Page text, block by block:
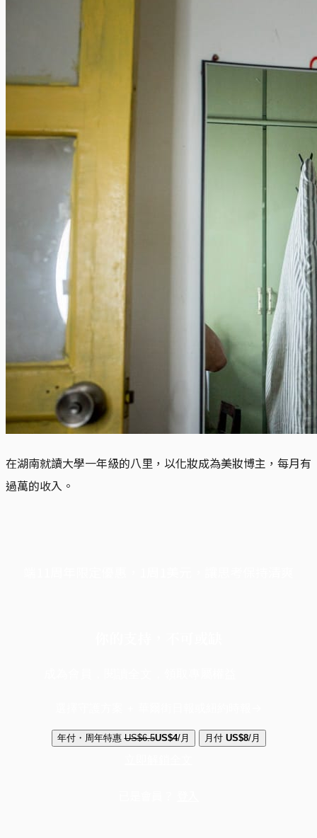
在湖南就讀大學一年級的八里，以化妝成為美妝博主，每月有
過萬的收入。
年付・周年特惠 US$6.5US$4/月 月付 US$8/月